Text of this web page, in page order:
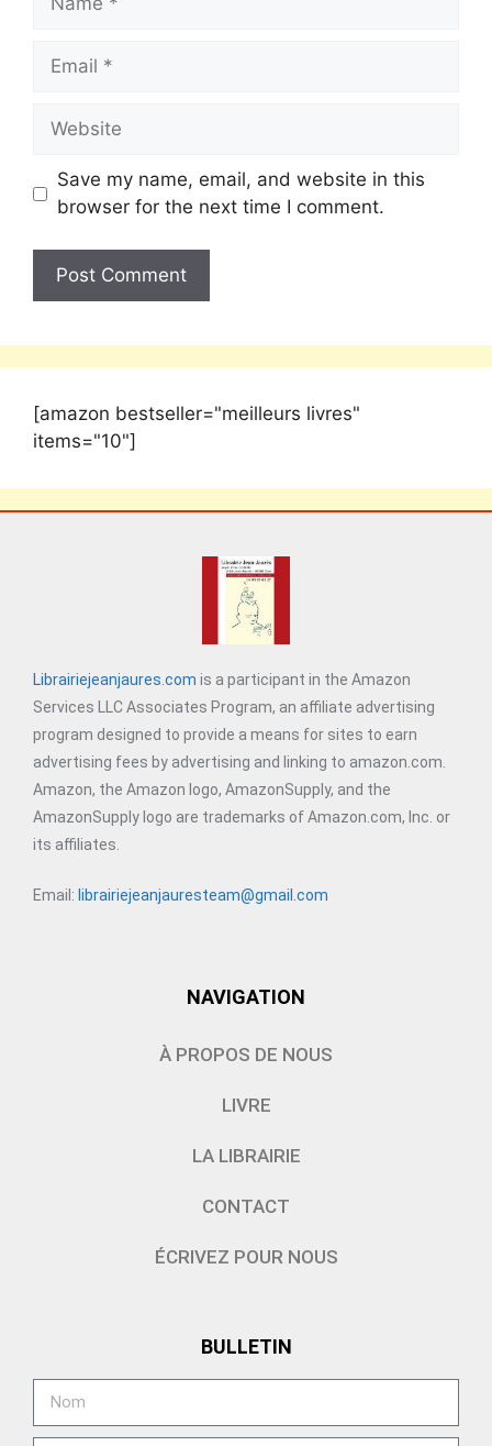
Save my name, email, and website in this
browser for the next time I comment.
[amazon bestseller="meilleurs livres"
items="10"]
Librairiejeanjaures.com is a participant in the Amazon
Services LLC Associates Program, an affiliate advertising
program designed to provide a means for sites to earn
advertising fees by advertising and linking to amazon.com.
Amazon, the Amazon logo, AmazonSupply, and the
AmazonSupply logo are trademarks of Amazon.com, Inc. or
its affiliates.
Email: librairiejeanjauresteam@gmail.com
NAVIGATION
À PROPOS DE NOUS
LIVRE
LA LIBRAIRIE
CONTACT
ÉCRIVEZ POUR NOUS
BULLETIN